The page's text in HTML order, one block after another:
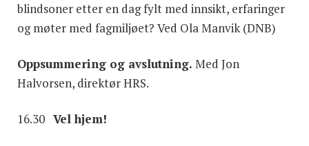
blindsoner etter en dag fylt med innsikt, erfaringer
og møter med fagmiljøet? Ved Ola Manvik (DNB)
Oppsummering og avslutning. Med Jon
Halvorsen, direktør HRS.
16.30 Vel hjem!